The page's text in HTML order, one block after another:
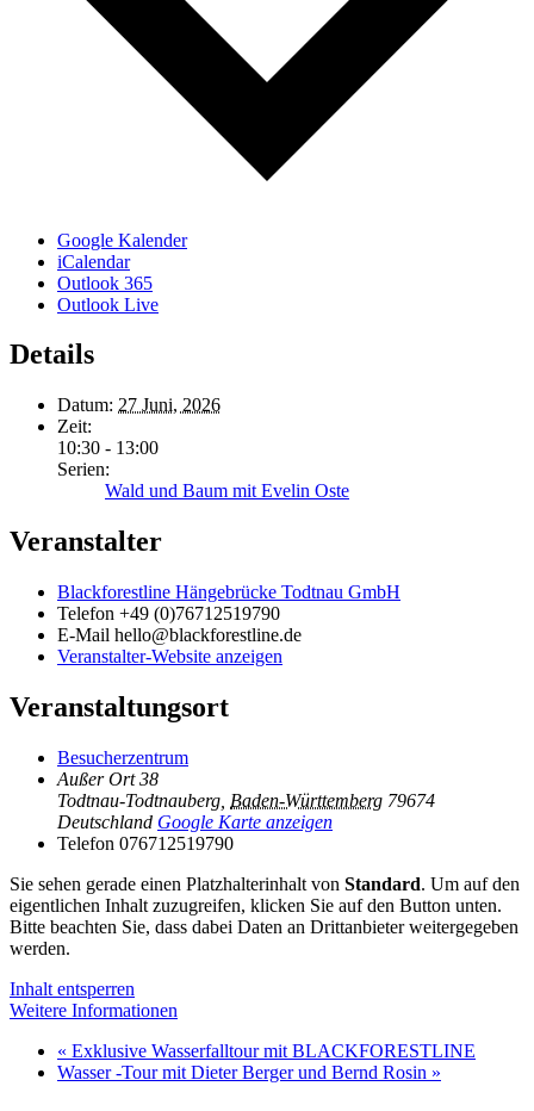
Google Kalender
iCalendar
Outlook 365
Outlook Live
Details
Datum: 27 Juni, 2026
Zeit:
10:30 - 13:00
Serien:
Wald und Baum mit Evelin Oste
Veranstalter
Blackforestline Hängebrücke Todtnau GmbH
Telefon +49 (0)76712519790
E-Mail hello@blackforestline.de
Veranstalter-Website anzeigen
Veranstaltungsort
Besucherzentrum
Außer Ort 38
Todtnau-Todtnauberg Baden-Württemberg 79674
Deutschland Google Karte anzeigen
Telefon 076712519790
Sie sehen gerade einen Platzhalterinhalt von Standard. Um auf den
eigentlichen Inhalt zuzugreifen, klicken Sie auf den Button unten.
Bitte beachten Sie, dass dabei Daten an Drittanbieter weitergegeben
werden.
Inhalt entsperren
Weitere Informationen
« Exklusive Wasserfalltour mit BLACKFORESTLINE
Wasser -Tour mit Dieter Berger und Bernd Rosin »